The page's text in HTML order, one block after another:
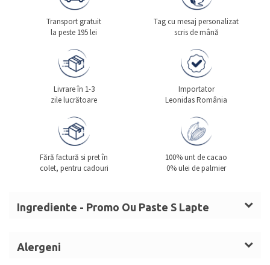
Transport gratuit
la peste 195 lei
Tag cu mesaj personalizat
scris de mână
Livrare în 1-3
zile lucrătoare
Importator
Leonidas România
Fără factură si pret în
colet, pentru cadouri
100% unt de cacao
0% ulei de palmier
Ingrediente - Promo Ou Paste S Lapte
cacao, unt de cacao,
ALUNE DE
Alergeni